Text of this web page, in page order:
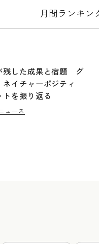
月間ランキン
残した成果と宿題 グ
ネイチャーポジティ
トを振り返る
ュース